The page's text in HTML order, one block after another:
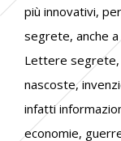
più innovativi,
segrete, anche
Lettere
nascoste,
infatti
economie,